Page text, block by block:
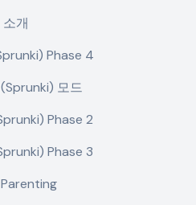
소개
Phase 4
모드
Phase 2
Phase 3